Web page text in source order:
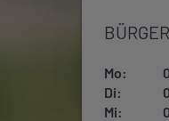
Mo:
Di:
Mi: